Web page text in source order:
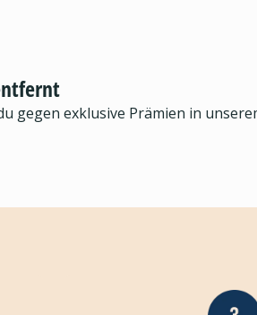
gegen exklusive Prämien in